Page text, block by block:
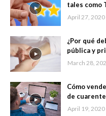
tales como
April 27, 2020
¿Por qué
pública y
March 28,
Cómo
de
April 19, 2020